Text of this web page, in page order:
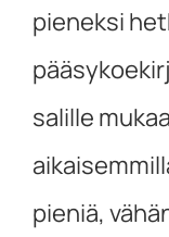
pieneksi
salille
pieniä,